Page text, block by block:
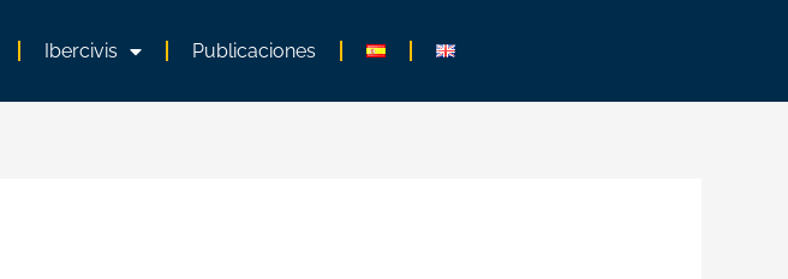
Ibercivis Publicaciones